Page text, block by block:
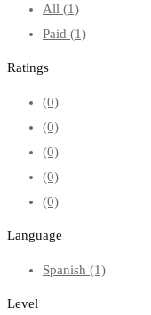
All (1)
Paid (1)
Ratings
(0)
(0)
(0)
(0)
(0)
Language
Spanish (1)
Level